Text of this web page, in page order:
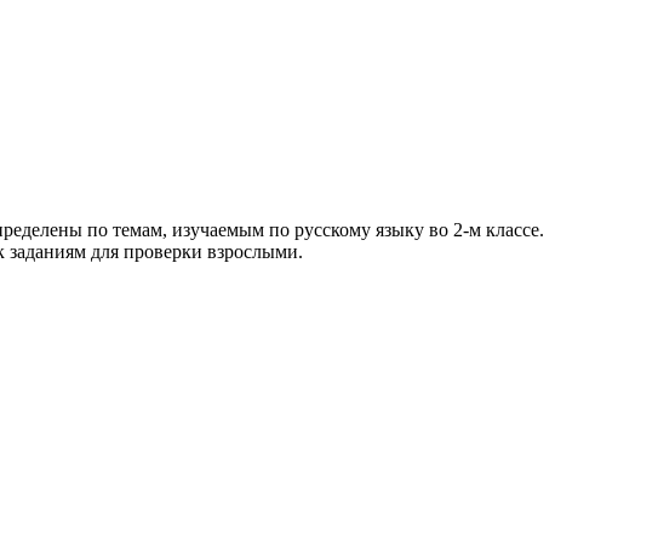
по темам, изучаемым по русскому языку во 2-м классе.
для проверки взрослыми.